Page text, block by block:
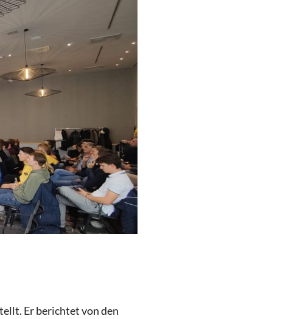
Er berichtet von den